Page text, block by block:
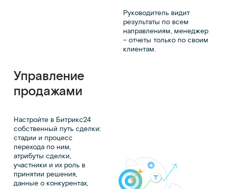
Руководитель видит
результаты по всем
направлениям, менеджер
– отчеты только по своим
клиентам.
Управление
продажами
Настройте в Битрикс24
собственный путь сделки:
стадии и процесс
перехода по ним,
атрибуты сделки,
участники и их роль в
принятии решения,
данные о конкурентах,